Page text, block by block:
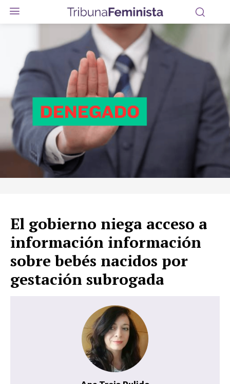
El gobierno niega acceso a
información información
sobre bebés nacidos por
gestación subrogada